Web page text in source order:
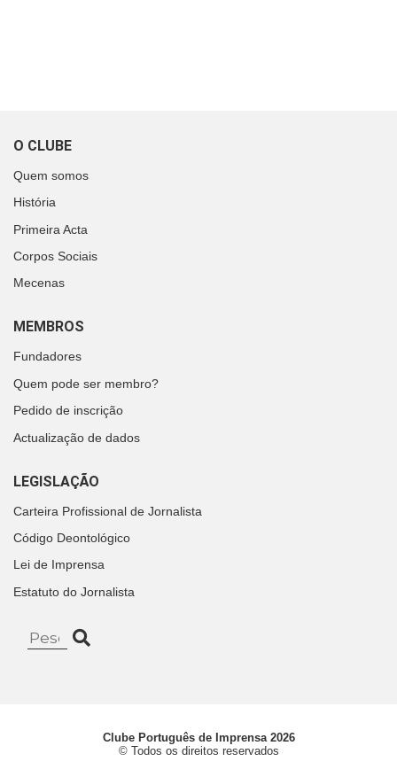
O CLUBE
Quem somos
História
Primeira Acta
Corpos Sociais
Mecenas
MEMBROS
Fundadores
Quem pode ser membro?
Pedido de inscrição
Actualização de dados
LEGISLAÇÃO
Carteira Profissional de Jornalista
Código Deontológico
Lei de Imprensa
Estatuto do Jornalista
Clube Português de Imprensa 2026
© Todos os direitos reservados